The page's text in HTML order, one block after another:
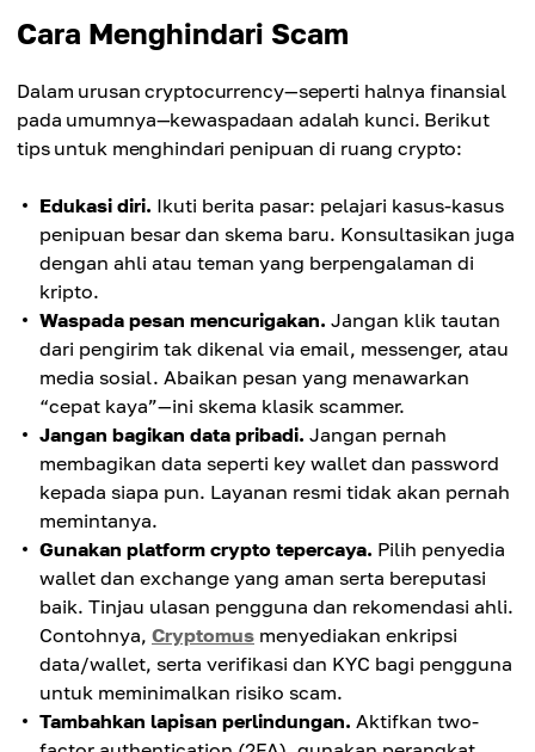
Cara Menghindari Scam
Dalam urusan cryptocurrency—seperti halnya finansial
pada umumnya—kewaspadaan adalah kunci. Berikut
tips untuk menghindari penipuan di ruang crypto:
Edukasi diri. Ikuti berita pasar: pelajari kasus-kasus
penipuan besar dan skema baru. Konsultasikan juga
dengan ahli atau teman yang berpengalaman di
kripto.
Waspada pesan mencurigakan. Jangan klik tautan
dari pengirim tak dikenal via email, messenger, atau
media sosial. Abaikan pesan yang menawarkan
“cepat kaya”—ini skema klasik scammer.
Jangan bagikan data pribadi. Jangan pernah
membagikan data seperti key wallet dan password
kepada siapa pun. Layanan resmi tidak akan pernah
memintanya.
Gunakan platform crypto tepercaya. Pilih penyedia
wallet dan exchange yang aman serta bereputasi
baik. Tinjau ulasan pengguna dan rekomendasi ahli.
Contohnya, Cryptomus menyediakan enkripsi
data/wallet, serta verifikasi dan KYC bagi pengguna
untuk meminimalkan risiko scam.
Tambahkan lapisan perlindungan. Aktifkan two-